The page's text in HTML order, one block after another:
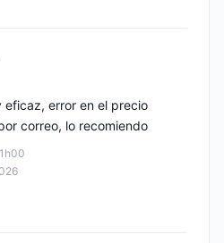
eficaz, error en el precio
correo, lo recomiendo